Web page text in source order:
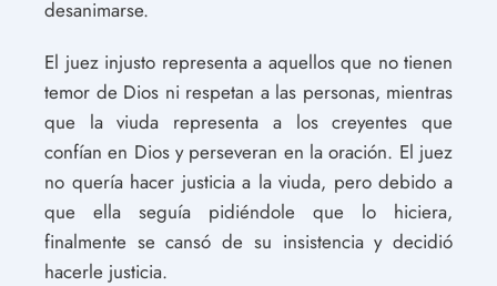
desanimarse.
El juez injusto representa a aquellos que no tienen
temor de Dios ni respetan a las personas, mientras
que la viuda representa a los creyentes que
confían en Dios y perseveran en la oración. El juez
no quería hacer justicia a la viuda, pero debido a
que ella seguía pidiéndole que lo hiciera,
finalmente se cansó de su insistencia y decidió
hacerle justicia.